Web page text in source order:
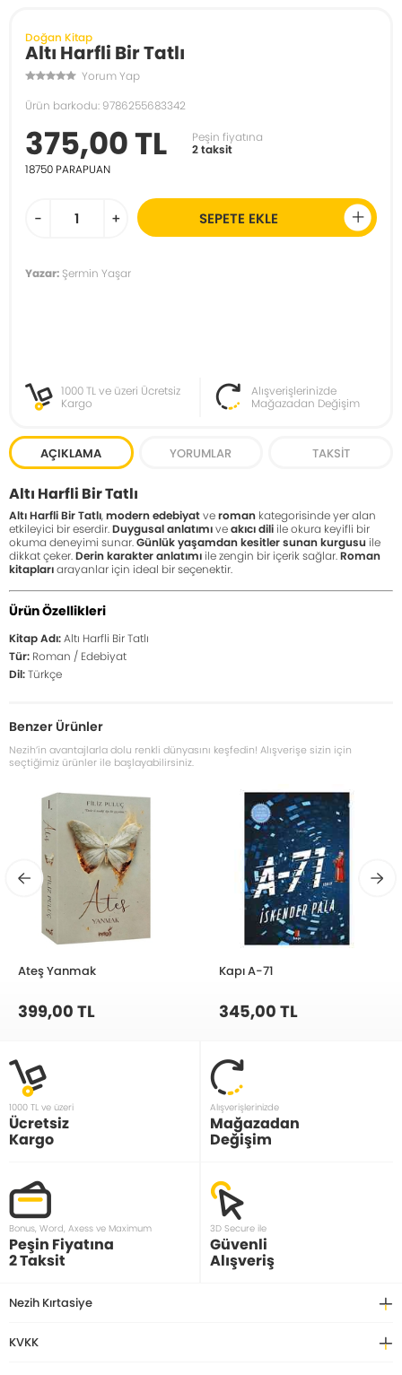
Doğan Kitap
Altı Harfli Bir Tatlı
Yorum Yap
Ürün barkodu: 9786255683342
375,00 TL
Peşin fiyatına
2 taksit
18750 PARAPUAN
- + SEPETE EKLE
Yazar: Şermin Yaşar
1000 TL ve üzeri Ücretsiz
Kargo
Alışverişlerinizde
Mağazadan Değişim
AÇIKLAMA YORUMLAR TAKSIT
Altı Harfli Bir Tatlı
Altı Harfli Bir Tatlı,modern edebiyatveroman kategorisinde yer alan
etkileyici bir eserdir.Duygusal anlatımıveakıcı diliile okura keyifli bir
okuma deneyimi sunar.Günlük yaşamdan kesitler sunan kurgusu ile
dikkat çeker.Derin karakter anlatımıile zengin bir içerik sağlar.Roman
kitaplarıarayanlar için ideal bir seçenektir.
Ürün Özellikleri
Kitap Adı:Altı Harfli Bir Tatlı
Tür: Roman / Edebiyat
Dil:Türkçe
Benzer Ürünler
Nezih’in avantajlarla dolu renkli dünyasını keşfedin! Alışverişe sizin için
seçtiğimiz ürünler ile başlayabilirsiniz.
Ateş Yanmak
399,00 TL
Kapı A-71
345,00 TL
1000 TL ve üzeri
Ücretsiz
Kargo
Alışverişlerinizde
Mağazadan
Değişim
Bonus, Word, Axess ve Maximum
Peşin Fiyatına
2 Taksit
3D Secure ile
Güvenli
Alışveriş
Nezih Kırtasiye
KVKK